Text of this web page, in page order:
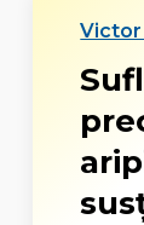
Victor